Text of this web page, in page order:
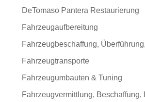
DeTomaso Pantera Restaurierung
Fahrzeugaufbereitung
Fahrzeugbeschaffung,
Fahrzeugtransporte
Fahrzeugumbauten & Tuning
Fahrzeugvermittlung, Beschaffung,